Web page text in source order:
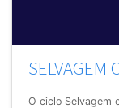
O ciclo Selvagem